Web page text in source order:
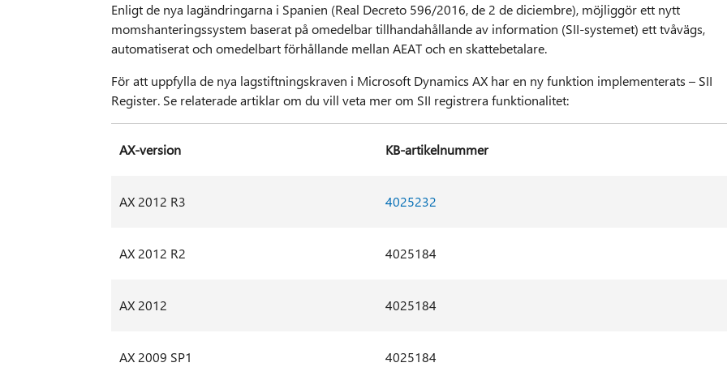
Enligt de nya lagändringarna i Spanien (Real Decreto 596/2016, de 2 de diciembre), möjliggör ett nytt
momshanteringssystem baserat på omedelbar tillhandahållande av information (SII-systemet) ett tvåvägs,
automatiserat och omedelbart förhållande mellan AEAT och en skattebetalare.
För att uppfylla de nya lagstiftningskraven i Microsoft Dynamics AX har en ny funktion implementerats – SII
Register. Se relaterade artiklar om du vill veta mer om SII registrera funktionalitet:
AX-version KB-artikelnummer
AX 2012 R3 4025232
AX 2012 R2 4025184
AX 2012 4025184
AX 2009 SP1 4025184